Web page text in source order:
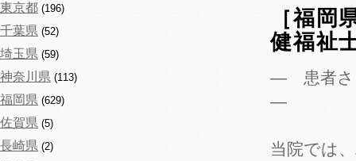
東京都 (196)
千葉県 (52)
埼玉県 (59)
神奈川県 (113)
福岡県 (629)
佐賀県 (5)
長崎県 (2)
［福岡
健福祉
― 患者さ
―
当院では